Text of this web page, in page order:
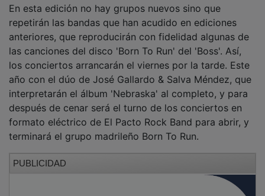
En esta edición no hay grupos nuevos sino que
repetirán las bandas que han acudido en ediciones
anteriores, que reproducirán con fidelidad algunas de
las canciones del disco 'Born To Run' del 'Boss'. Así,
los conciertos arrancarán el viernes por la tarde. Este
año con el dúo de José Gallardo & Salva Méndez, que
interpretarán el álbum 'Nebraska' al completo, y para
después de cenar será el turno de los conciertos en
formato eléctrico de El Pacto Rock Band para abrir, y
terminará el grupo madrileño Born To Run.
PUBLICIDAD